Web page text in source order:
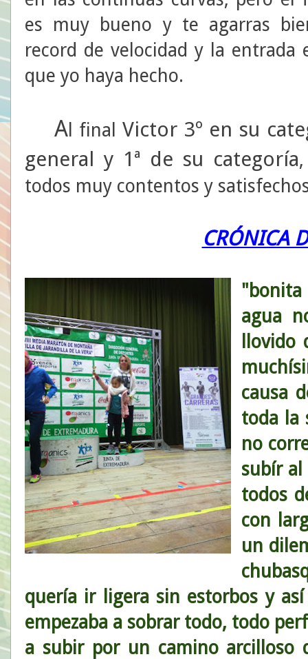
es muy bueno y te agarras
record de velocidad y la entrada
que yo haya hecho.
A l final Victor 3º en su
general y 1ª de su categoría
todos muy contentos y
CRÓNICA
agua
causa
toda la
no
subír al
todos
con
un
quería ir ligera sin estorbos y
empezaba a sobrar todo, todo
a subir por un camino arcilloso